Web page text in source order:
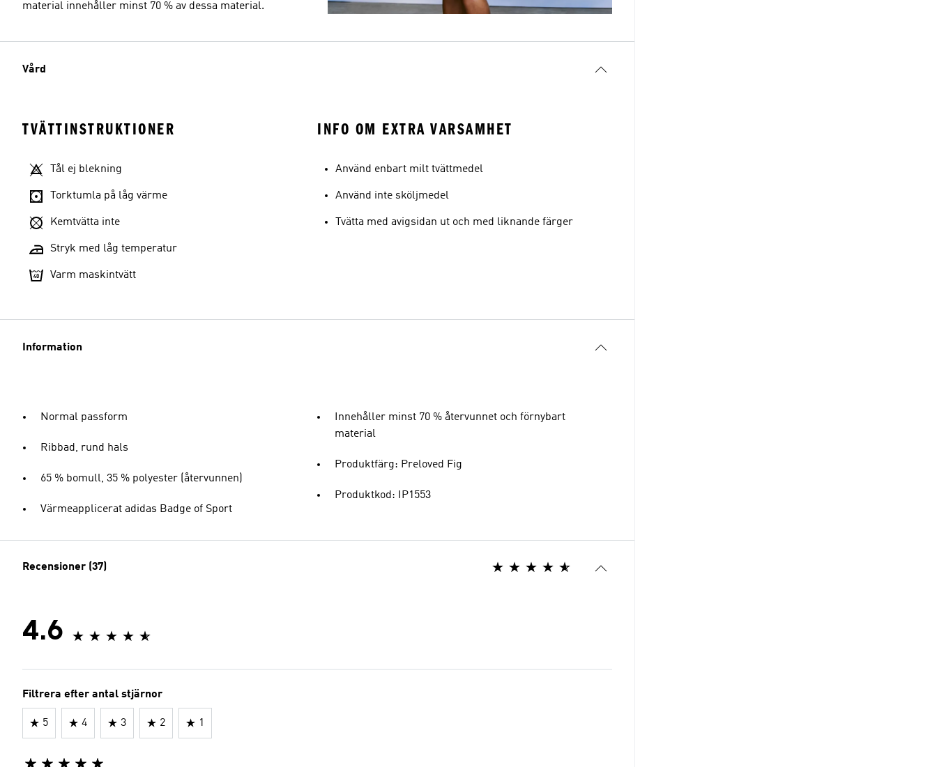
material innehåller minst 70 % av dessa material.
Vård
TVÄTTINSTRUKTIONER
Tål ej blekning
Torktumla på låg värme
Kemtvätta inte
Stryk med låg temperatur
Varm maskintvätt
INFO OM EXTRA VARSAMHET
Använd enbart milt tvättmedel
Använd inte sköljmedel
Tvätta med avigsidan ut och med liknande färger
Information
Normal passform
Ribbad, rund hals
65 % bomull, 35 % polyester (återvunnen)
Värmeapplicerat adidas Badge of Sport
Innehåller minst 70 % återvunnet och förnybart
material
Produktfärg: Preloved Fig
Produktkod: IP1553
Recensioner (37)
4.6
Filtrera efter antal stjärnor
5 4 3 2 1